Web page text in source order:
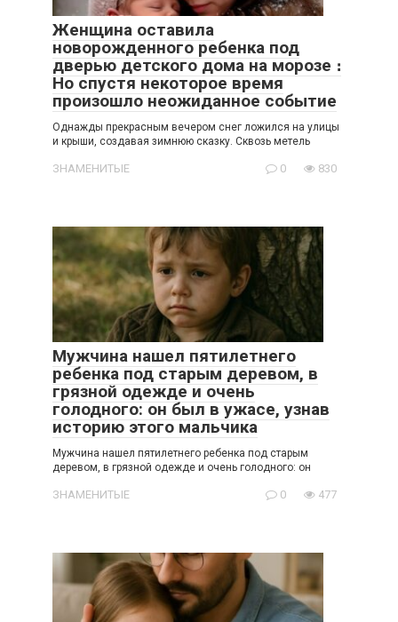
Женщина оставила
новорожденного ребенка под
дверью детского дома на морозе ։
Но спустя некоторое время
произошло неожиданное событие
Однажды прекрасным вечером снег ложился на улицы
и крыши, создавая зимнюю сказку. Сквозь метель
ЗНАМЕНИТЫЕ 0 830
Мужчина нашел пятилетнего
ребенка под старым деревом, в
грязной одежде и очень
голодного: он был в ужасе, узнав
историю этого мальчика
Мужчина нашел пятилетнего ребенка под старым
деревом, в грязной одежде и очень голодного: он
ЗНАМЕНИТЫЕ 0 477